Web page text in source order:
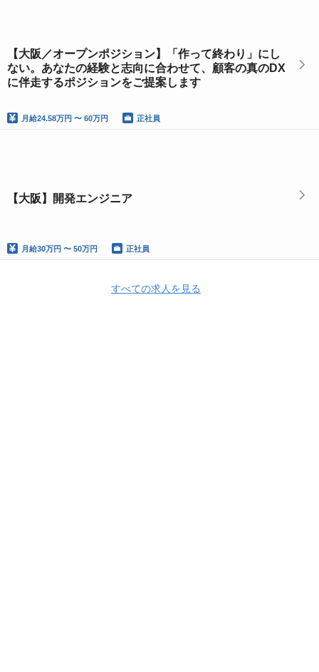
【大阪／オープンポジション】「作って終わり」にし
ない。あなたの経験と志向に合わせて、顧客の真のDX
に伴走するポジションをご提案します
月給24.58万円 〜 60万円 正社員
【大阪】開発エンジニア
月給30万円 〜 50万円 正社員
すべての求人を見る